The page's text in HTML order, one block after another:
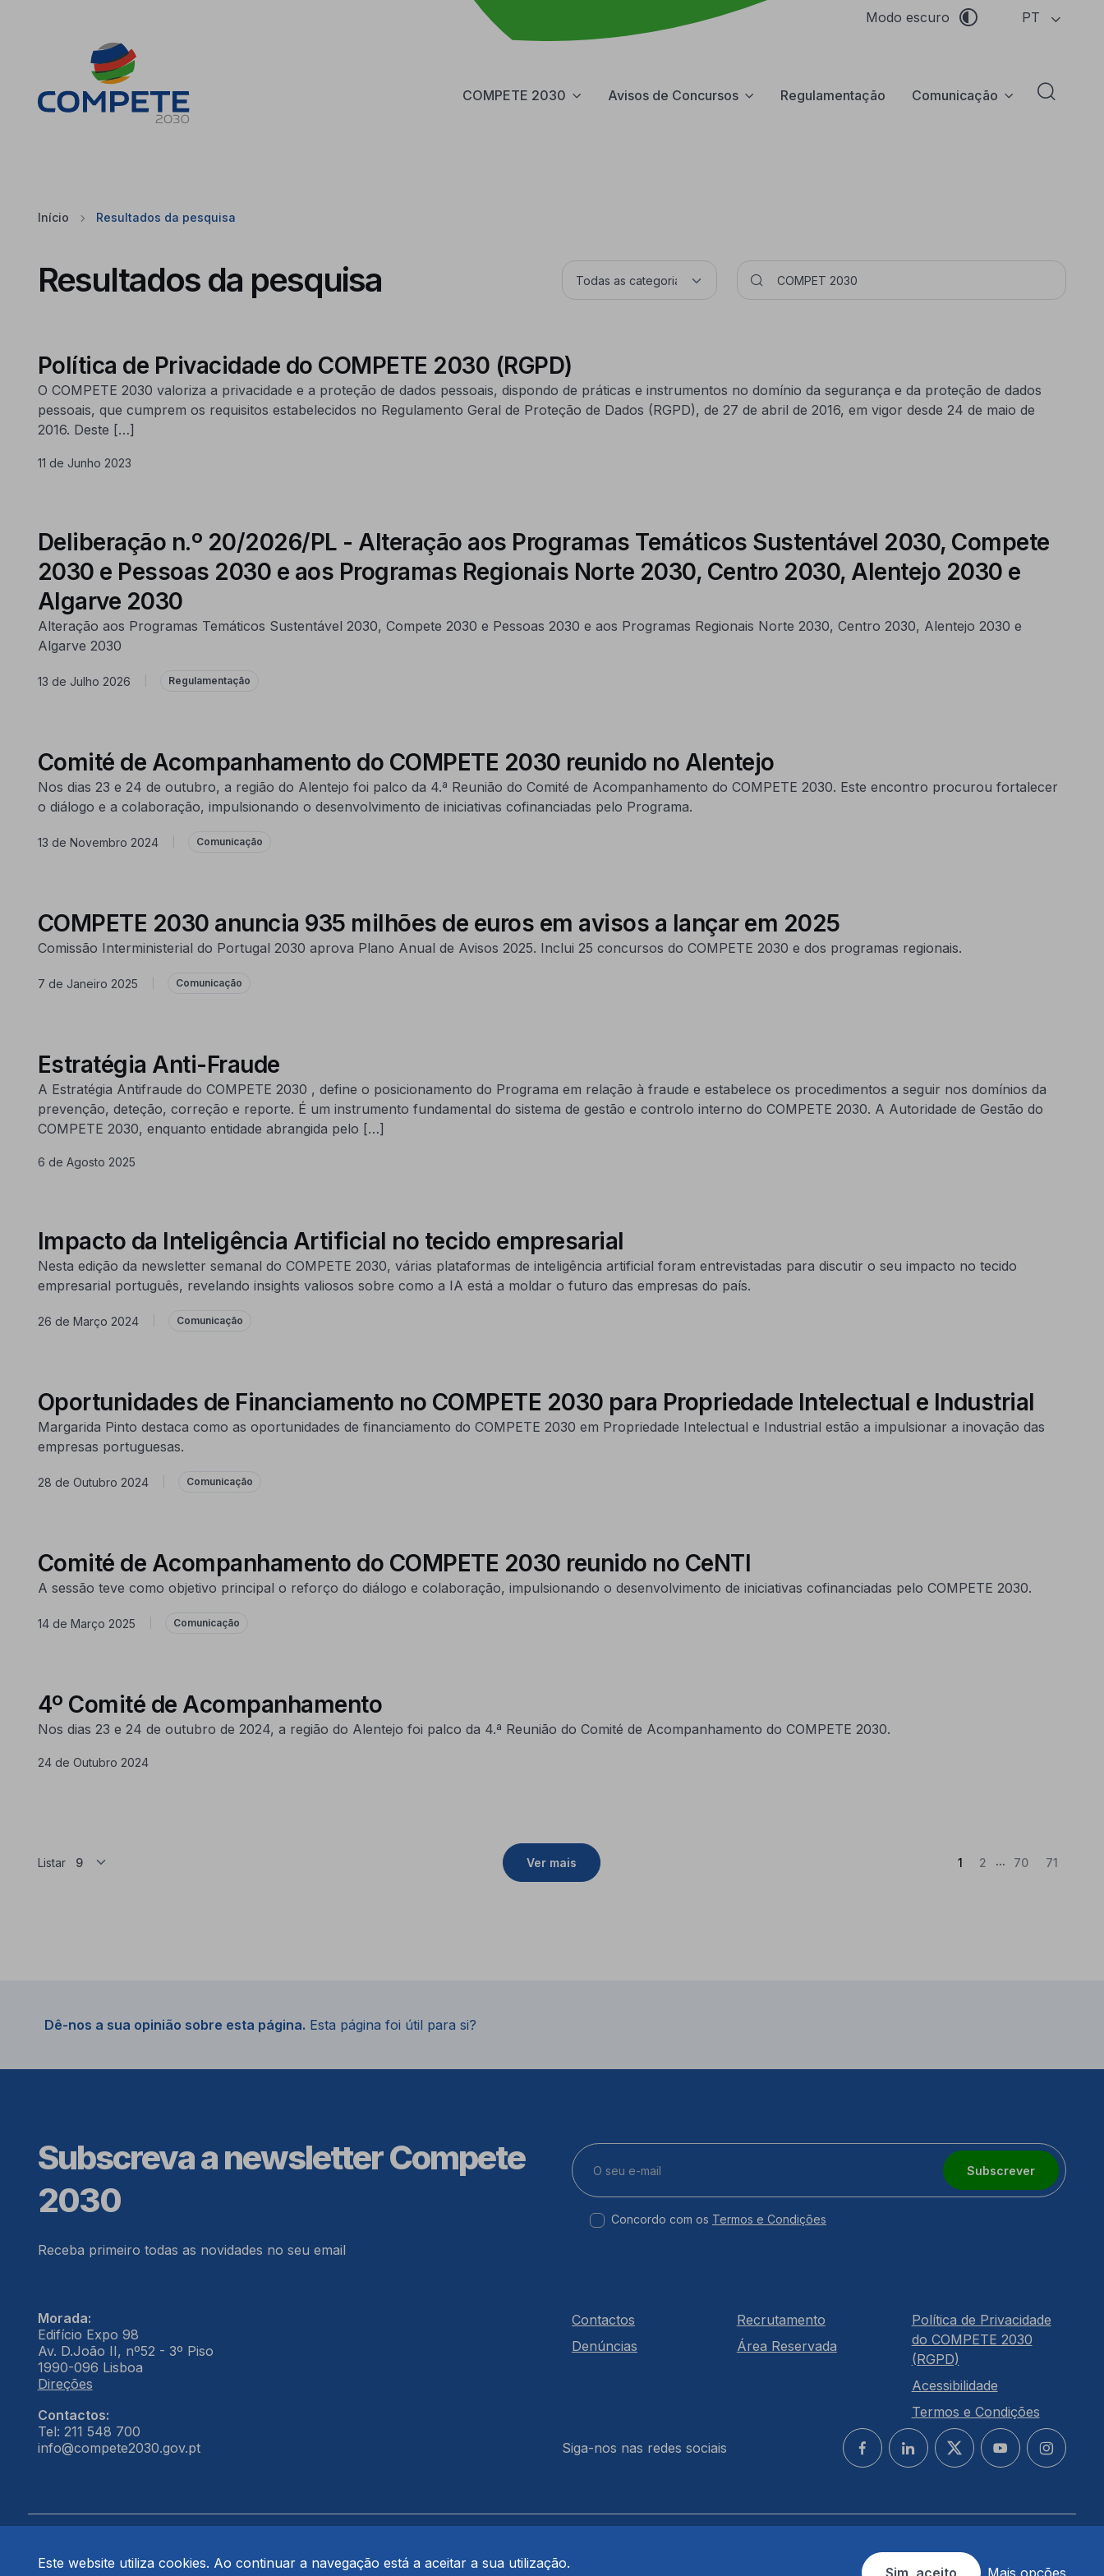
Modo escuro PT
COMPETE 2030 Avisos de Concursos Regulamentação Comunicação Abrir
Este website utiliza cookies. Ao continuar a navegação está a aceitar a sua utilização.
Sim, aceito Mais opções
Início Resultados da pesquisa
Resultados da pesquisa
Política de Privacidade do COMPETE 2030 (RGPD)
O COMPETE 2030 valoriza a privacidade e a proteção de dados pessoais, dispondo de práticas e instrumentos no domínio da segurança e da proteção de dados
pessoais, que cumprem os requisitos estabelecidos no Regulamento Geral de Proteção de Dados (RGPD), de 27 de abril de 2016, em vigor desde 24 de maio de
2016. Deste […]
11 de Junho 2023
Deliberação n.º 20/2026/PL - Alteração aos Programas Temáticos Sustentável 2030, Compete
2030 e Pessoas 2030 e aos Programas Regionais Norte 2030, Centro 2030, Alentejo 2030 e
Algarve 2030
Alteração aos Programas Temáticos Sustentável 2030, Compete 2030 e Pessoas 2030 e aos Programas Regionais Norte 2030, Centro 2030, Alentejo 2030 e
Algarve 2030
13 de Julho 2026 Regulamentação
Comité de Acompanhamento do COMPETE 2030 reunido no Alentejo
Nos dias 23 e 24 de outubro, a região do Alentejo foi palco da 4.ª Reunião do Comité de Acompanhamento do COMPETE 2030. Este encontro procurou fortalecer
o diálogo e a colaboração, impulsionando o desenvolvimento de iniciativas cofinanciadas pelo Programa.
13 de Novembro 2024 Comunicação
COMPETE 2030 anuncia 935 milhões de euros em avisos a lançar em 2025
Comissão Interministerial do Portugal 2030 aprova Plano Anual de Avisos 2025. Inclui 25 concursos do COMPETE 2030 e dos programas regionais.
7 de Janeiro 2025 Comunicação
Estratégia Anti-Fraude
A Estratégia Antifraude do COMPETE 2030 , define o posicionamento do Programa em relação à fraude e estabelece os procedimentos a seguir nos domínios da
prevenção, deteção, correção e reporte. É um instrumento fundamental do sistema de gestão e controlo interno do COMPETE 2030. A Autoridade de Gestão do
COMPETE 2030, enquanto entidade abrangida pelo […]
6 de Agosto 2025
Impacto da Inteligência Artificial no tecido empresarial
Nesta edição da newsletter semanal do COMPETE 2030, várias plataformas de inteligência artificial foram entrevistadas para discutir o seu impacto no tecido
empresarial português, revelando insights valiosos sobre como a IA está a moldar o futuro das empresas do país.
26 de Março 2024 Comunicação
Oportunidades de Financiamento no COMPETE 2030 para Propriedade Intelectual e Industrial
Margarida Pinto destaca como as oportunidades de financiamento do COMPETE 2030 em Propriedade Intelectual e Industrial estão a impulsionar a inovação das
empresas portuguesas.
28 de Outubro 2024 Comunicação
Comité de Acompanhamento do COMPETE 2030 reunido no CeNTI
A sessão teve como objetivo principal o reforço do diálogo e colaboração, impulsionando o desenvolvimento de iniciativas cofinanciadas pelo COMPETE 2030.
14 de Março 2025 Comunicação
4º Comité de Acompanhamento
Nos dias 23 e 24 de outubro de 2024, a região do Alentejo foi palco da 4.ª Reunião do Comité de Acompanhamento do COMPETE 2030.
24 de Outubro 2024
Listar Ver mais 1(Atual)
2 ... 70 71
Dê-nos a sua opinião sobre esta página. Esta página foi útil para si?
Subscreva a newsletter Compete
2030
Receba primeiro todas as novidades no seu email
Subscrever
Concordo com os Termos e Condições
Morada:
Edifício Expo 98
Av. D.João II, nº52 - 3º Piso
1990-096 Lisboa
Direções
Contactos:
Tel: 211 548 700
info@compete2030.gov.pt
Contactos
Denúncias
Recrutamento
Área Reservada
Política de Privacidade
do COMPETE 2030
(RGPD)
Acessibilidade
Termos e Condições
Siga-nos nas redes sociais
© COMPETE 2030. Todos os direitos reservados.